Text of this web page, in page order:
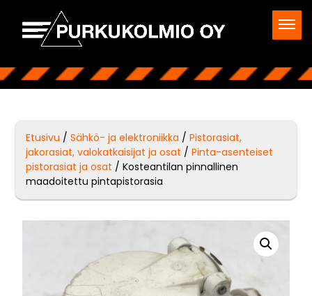
Etusivu /Sähkö- ja elektroniikka /Pistorasiat,
jakorasiat, valokatkaisijat ja osat /Pinta-asenteiset
pistorasiat ja osat / Kosteantilan pinnallinen
maadoitettu pintapistorasia